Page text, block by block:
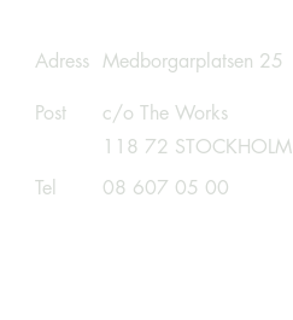
Adress Medborgarplatsen 25
Post
c/o The Works
118 72 STOCKHOLM
Tel
08 607 05 00